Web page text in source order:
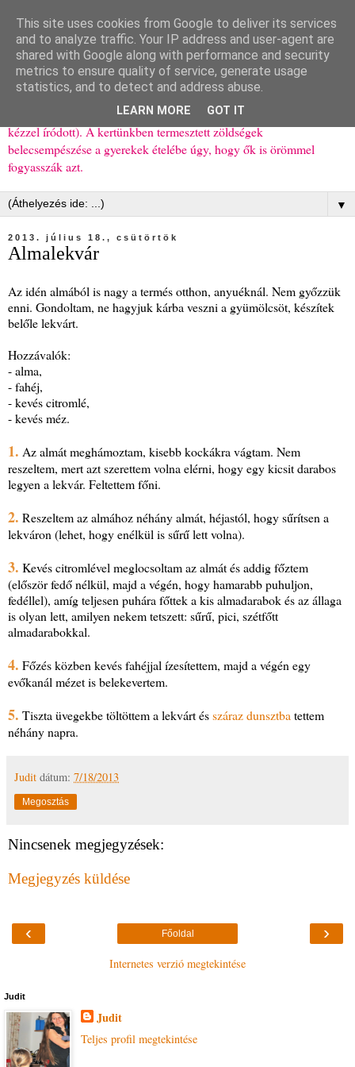
Ízőrző
Kisgyerekes család kipróbált, többnyire egészséges ételeket
bemutató receptjei a mindennapokra (mert a papírfecniket folyton
elhagyom) és gyerekeimnek ajándékba (mint régen, csak ez nem
kézzel íródott). A kertünkben termesztett zöldségek
belecsempészése a gyerekek ételébe úgy, hogy ők is örömmel
fogyasszák azt.
▼
2013. július 18., csütörtök
Almalekvár
Az idén almából is nagy a termés otthon, anyuéknál. Nem győzzük
enni. Gondoltam, ne hagyjuk kárba veszni a gyümölcsöt, készítek
belőle lekvárt.
Hozzávalók:
- alma,
- fahéj,
- kevés citromlé,
- kevés méz.
1. Az almát meghámoztam, kisebb kockákra vágtam. Nem
reszeltem, mert azt szerettem volna elérni, hogy egy kicsit darabos
legyen a lekvár. Feltettem főni.
2. Reszeltem az almához néhány almát, héjastól, hogy sűrítsen a
lekváron (lehet, hogy enélkül is sűrű lett volna).
3. Kevés citromlével meglocsoltam az almát és addig főztem
(először fedő nélkül, majd a végén, hogy hamarabb puhuljon,
fedéllel), amíg teljesen puhára főttek a kis almadarabok és az állaga
is olyan lett, amilyen nekem tetszett: sűrű, pici, szétfőtt
almadarabokkal.
4. Főzés közben kevés fahéjjal ízesítettem, majd a végén egy
evőkanál mézet is belekevertem.
5. Tiszta üvegekbe töltöttem a lekvárt ésszáraz dunsztba tettem
néhány napra.
Judit dátum: 7/18/2013
Megosztás
Nincsenek megjegyzések:
Megjegyzés küldése
‹ ›
Főoldal
Internetes verzió megtekintése
Judit
Judit
Teljes profil megtekintése
This site uses cookies from Google to deliver its services
and to analyze traffic. Your IP address and user-agent are
shared with Google along with performance and security
metrics to ensure quality of service, generate usage
statistics, and to detect and address abuse.
LEARN MORE GOT IT